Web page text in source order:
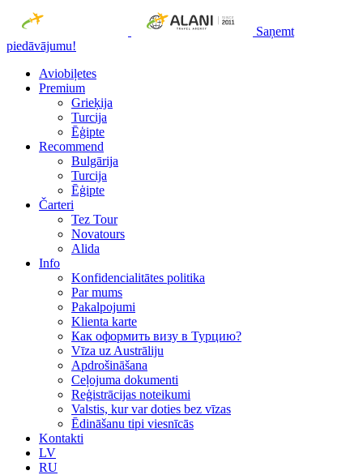
Saņemt
piedāvājumu!
Aviobiļetes
Premium
Grieķija
Turcija
Ēģipte
Recommend
Bulgārija
Turcija
Ēģipte
Čarteri
Tez Tour
Novatours
Alida
Info
Konfidencialitātes politika
Par mums
Рakalpojumi
Klienta karte
Как оформить визу в Турцию?
Vīza uz Austrāliju
Apdrošināšana
Ceļojuma dokumenti
Reģistrācijas noteikumi
Valstis, kur var doties bez vīzas
Ēdināšanu tipi viesnīcās
Kontakti
LV
RU